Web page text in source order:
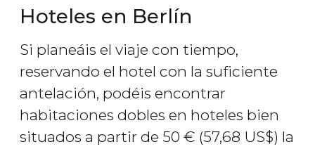
Hoteles en Berlín
Si planeáis el viaje con tiempo,
reservando el hotel con la suficiente
antelación, podéis encontrar
habitaciones dobles en hoteles bien
situados a partir de 50 € (57,68 US$) la